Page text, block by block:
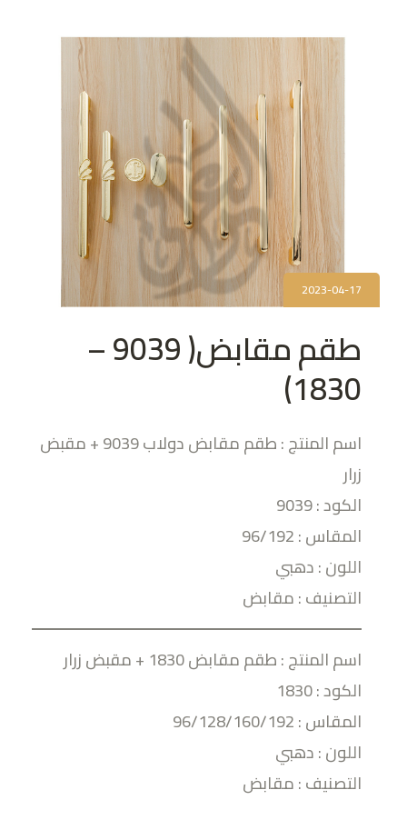
2023-04-17
طقم مقابض( 9039 –
1830)
اسم المنتج : طقم مقابض دولاب 9039 + مقبض
زرار
الكود : 9039
المقاس : 96/192
اللون : دهبي
التصنيف : مقابض
اسم المنتج : طقم مقابض 1830 + مقبض زرار
الكود : 1830
المقاس : 96/128/160/192
اللون : دهبي
التصنيف : مقابض